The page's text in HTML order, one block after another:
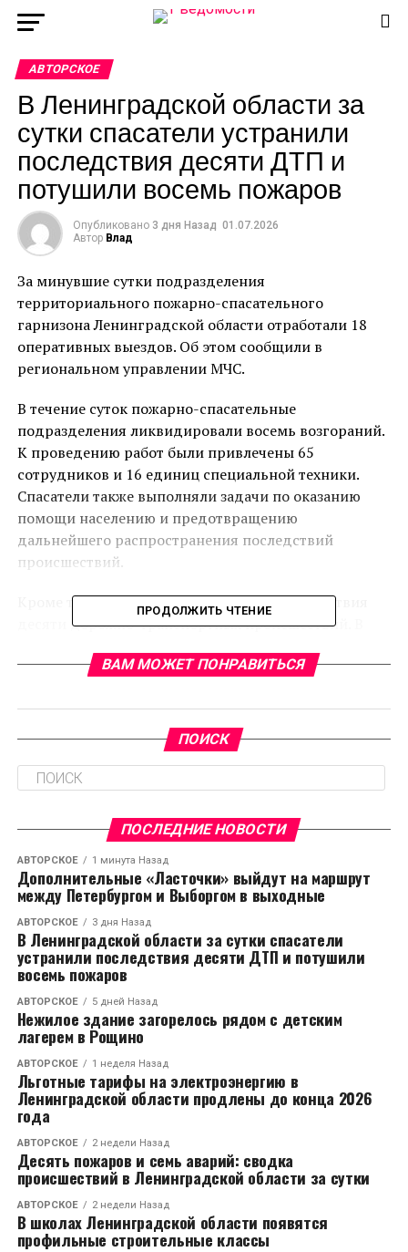
АВТОРСКОЕ
В Ленинградской области за
сутки спасатели устранили
последствия десяти ДТП и
потушили восемь пожаров
Опубликовано 3 дня Назад 01.07.2026
Автор Влад
За минувшие сутки подразделения
территориального пожарно-спасательного
гарнизона Ленинградской области отработали 18
оперативных выездов. Об этом сообщили в
региональном управлении МЧС.
В течение суток пожарно-спасательные
подразделения ликвидировали восемь возгораний.
К проведению работ были привлечены 65
сотрудников и 16 единиц специальной техники.
Спасатели также выполняли задачи по оказанию
помощи населению и предотвращению
дальнейшего распространения последствий
происшествий.
Кроме того, специалисты устранили последствия
десяти дорожно-транспортных происшествий. В
спасателя и 11 единиц техники. По данным
человек, еще десять человек были спасены.
В региональном управлении МЧС напомнили
жителям о необходимости соблюдать меры
безопасности. В частности, рекомендуется не
оставлять без присмотра пищу на плите и
включенные электроприборы, а также регулярно
проверять техническое состояние тормозной
системы автомобиля.
RELATED TOPICS:
CЛЕДУЮЩЕЕ
Дополнительные «Ласточки» выйдут на маршрут
между Петербургом и Выборгом в выходные
НЕ ПРОПУСТИТЕ
Нежилое здание загорелось рядом с детским
лагерем в Рощино
ПРОДОЛЖИТЬ ЧТЕНИЕ
ВАМ МОЖЕТ ПОНРАВИТЬСЯ
ПОИСК
ПОСЛЕДНИЕ НОВОСТИ
АВТОРСКОЕ 1 минута Назад
Дополнительные «Ласточки» выйдут на маршрут
между Петербургом и Выборгом в выходные
АВТОРСКОЕ 3 дня Назад
В Ленинградской области за сутки спасатели
устранили последствия десяти ДТП и потушили
восемь пожаров
АВТОРСКОЕ 5 дней Назад
Нежилое здание загорелось рядом с детским
лагерем в Рощино
АВТОРСКОЕ 1 неделя Назад
Льготные тарифы на электроэнергию в
Ленинградской области продлены до конца 2026
года
АВТОРСКОЕ 2 недели Назад
Десять пожаров и семь аварий: сводка
происшествий в Ленинградской области за сутки
АВТОРСКОЕ 2 недели Назад
В школах Ленинградской области появятся
профильные строительные классы